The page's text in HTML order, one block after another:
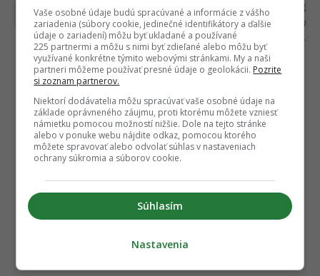
Ďakujeme, že čítaš Fontech. V prípade, že máš
postreh alebo si našiel v článku chybu, napíš nám
naredakcia@fontech.sk .
Vaše osobné údaje budú spracúvané a informácie z vášho
zariadenia (súbory cookie, jedinečné identifikátory a ďalšie
údaje o zariadení) môžu byť ukladané a používané
225 partnermi a môžu s nimi byť zdieľané alebo môžu byť
využívané konkrétne týmito webovými stránkami. My a naši
partneri môžeme používať presné údaje o geolokácii. Pozrite
si zoznam partnerov.
Niektorí dodávatelia môžu spracúvať vaše osobné údaje na
základe oprávneného záujmu, proti ktorému môžete vzniesť
námietku pomocou možností nižšie. Dole na tejto stránke
alebo v ponuke webu nájdite odkaz, pomocou ktorého
môžete spravovať alebo odvolať súhlas v nastaveniach
ochrany súkromia a súborov cookie.
Súhlasím
Nastavenia